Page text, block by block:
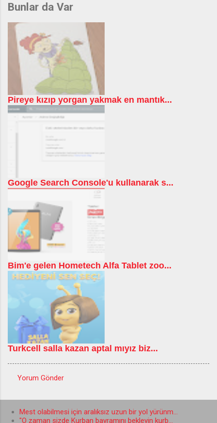
Bunlar da Var
Pireye kızıp yorgan yakmak en mantık...
Google Search Console'u kullanarak s...
Bim'e gelen Hometech Alfa Tablet zoo...
Turkcell salla kazan aptal mıyız biz...
o
r
Yorum Gönder
Mest olabilmesi için aralıksız uzun bir yol yürünm...
"O zaman sizde Kurban bayramını bekleyin kurb...